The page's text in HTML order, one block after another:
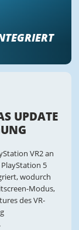
UPDATE
VR2 an
5
wodurch
Modus,
des VR-